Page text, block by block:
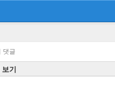
댓글
보기